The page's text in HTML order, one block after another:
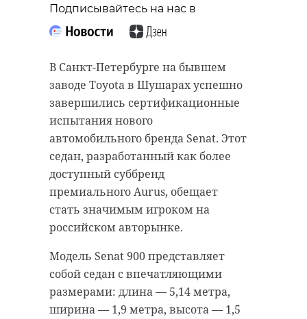
Подписывайтесь на нас в
В Санкт-Петербурге на бывшем
заводе Toyota в Шушарах успешно
завершились сертификационные
испытания нового
автомобильного бренда Senat. Этот
седан, разработанный как более
доступный суббренд
премиального Aurus, обещает
стать значимым игроком на
российском авторынке.
Модель Senat 900 представляет
собой седан с впечатляющими
размерами: длина — 5,14 метра,
ширина — 1,9 метра, высота — 1,5